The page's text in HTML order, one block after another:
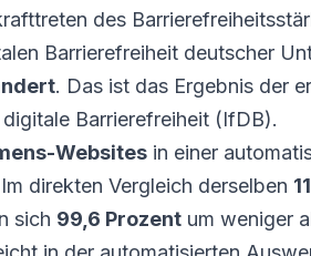
des
Barrierefreiheit deutscher
. Das ist das Ergebnis der
Barrierefreiheit (IfDB).
Websites in einer
direkten Vergleich derselben
sich 99,6 Prozent um weniger